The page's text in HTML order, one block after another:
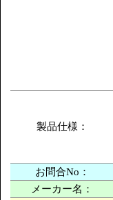
製品仕様：
お問合No：
メーカー名：